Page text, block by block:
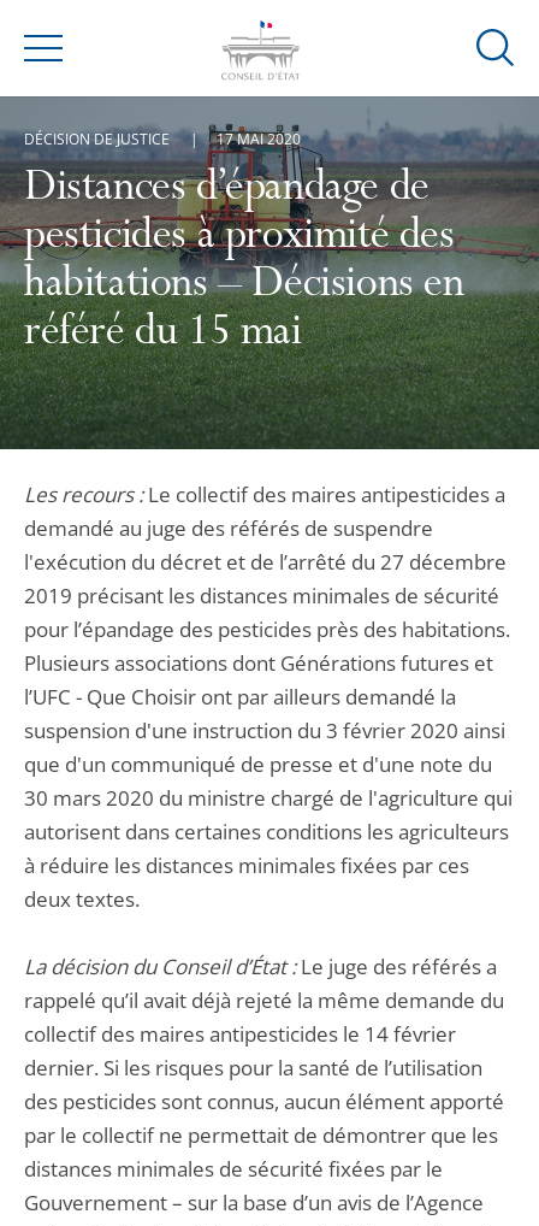
Menu
Ouvrir
de
Distances d’épandage de
pesticides à proximité des
habitations – Décisions en
référé du 15 mai
DÉCISION DE JUSTICE 17 MAI 2020
Les recours :Le collectif des maires antipesticides a
demandé au juge des référés de suspendre
l'exécution du décret et de l’arrêté du 27 décembre
2019 précisant les distances minimales de sécurité
pour l’épandage des pesticides près des habitations.
Plusieurs associations dont Générations futures et
l’UFC - Que Choisir ont par ailleurs demandé la
suspension d'une instruction du 3 février 2020 ainsi
que d'un communiqué de presse et d'une note du
30 mars 2020 du ministre chargé de l'agriculture qui
autorisent dans certaines conditions les agriculteurs
à réduire les distances minimales fixées par ces
deux textes.
La décision du Conseil d’État :Le juge des référés a
rappelé qu’il avait déjà rejeté la même demande du
collectif des maires antipesticides le 14 février
dernier. Si les risques pour la santé de l’utilisation
des pesticides sont connus, aucun élément apporté
par le collectif ne permettait de démontrer que les
distances minimales de sécurité fixées par le
Gouvernement – sur la base d’un avis de l’Agence